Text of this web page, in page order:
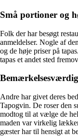
Små portioner og
Folk der har besøgt
anmeldelser. Nogle af
og de høje priser på
tapas et andet sted
Andre har givet deres
Tapogvin. De roser den
modtog til at vælge de
maden var virkelig
gæster har til hensigt at